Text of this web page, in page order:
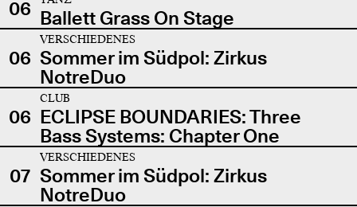
06 Ballett Grass On Stage
06
VERSCHIEDENES
Sommer im Südpol: Zirkus
NotreDuo
06
CLUB
ECLIPSE BOUNDARIES: Three
Bass Systems: Chapter One
07
VERSCHIEDENES
Sommer im Südpol: Zirkus
NotreDuo